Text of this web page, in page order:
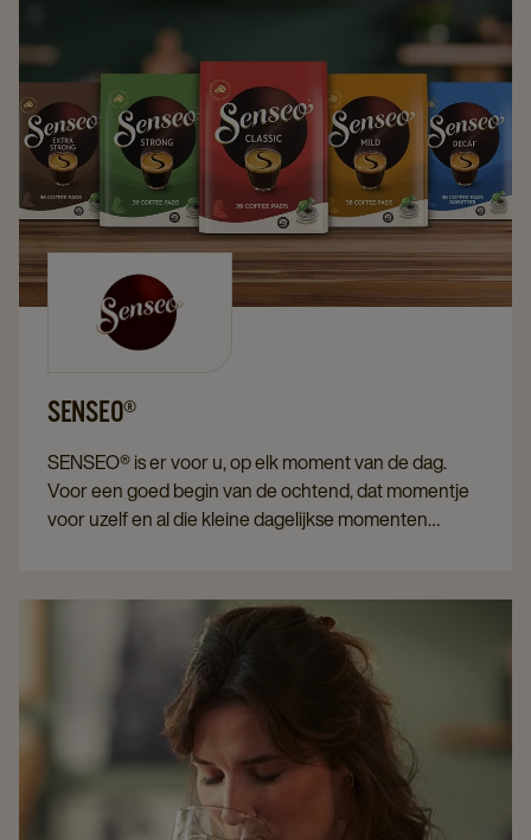
SENSEO®
SENSEO® is er voor u, op elk moment van de dag.
Voor een goed begin van de ochtend, dat momentje
voor uzelf en al die kleine dagelijkse momenten
SENSEO® koffie.